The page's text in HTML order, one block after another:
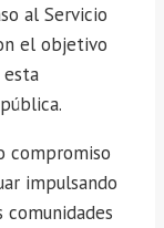
al Servicio
el objetivo
esta
compromiso
impulsando